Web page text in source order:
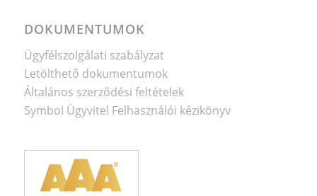
DOKUMENTUMOK
Ügyfélszolgálati szabályzat
Letölthető dokumentumok
Általános szerződési feltételek
Symbol Ügyvitel Felhasználói kézikönyv